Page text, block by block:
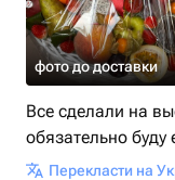
фото до доставки
Все сделали на
обязательно
Перекласти на